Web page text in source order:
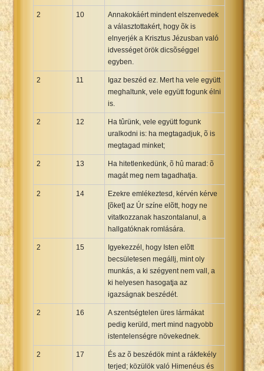
2 10
Annakokáért mindent elszenvedek
a választottakért, hogy õk is
elnyerjék a Krisztus Jézusban való
idvességet örök dicsõséggel
egyben.
2 11
Igaz beszéd ez. Mert ha vele együtt
meghaltunk, vele együtt fogunk élni
is.
2 12
Ha tûrünk, vele együtt fogunk
uralkodni is: ha megtagadjuk, õ is
megtagad minket;
2 13
Ha hitetlenkedünk, õ hû marad: õ
magát meg nem tagadhatja.
2 14
Ezekre emlékeztesd, kérvén kérve
[õket] az Úr színe elõtt, hogy ne
vitatkozzanak haszontalanul, a
hallgatóknak romlására.
2 15
Igyekezzél, hogy Isten elõtt
becsületesen megállj, mint oly
munkás, a ki szégyent nem vall, a
ki helyesen hasogatja az
igazságnak beszédét.
2 16
A szentségtelen üres lármákat
pedig kerüld, mert mind nagyobb
istentelenségre növekednek.
2 17
És az õ beszédök mint a rákfekély
terjed; közülök való Himenéus és